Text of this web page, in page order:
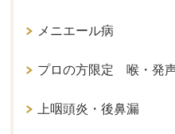
メニエール病
プロの方限定 喉・発声
上咽頭炎・後鼻漏